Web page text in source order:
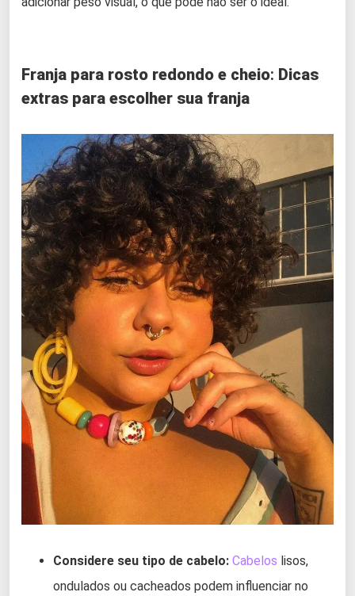
Franja para rosto redondo e cheio: Dicas
extras para escolher sua franja
Considere seu tipo de cabelo: Cabelos lisos,
ondulados ou cacheados podem influenciar no